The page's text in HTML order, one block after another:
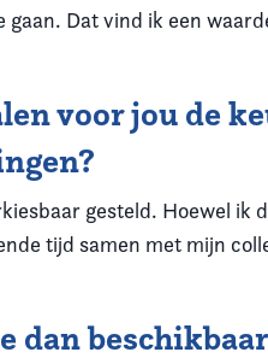
Dat vind ik een
voor jou de
gesteld. Hoewel
tijd samen met mijn
dan